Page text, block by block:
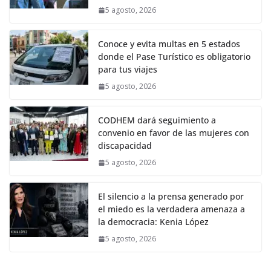
5 agosto, 2026
Conoce y evita multas en 5 estados
donde el Pase Turístico es obligatorio
para tus viajes
5 agosto, 2026
CODHEM dará seguimiento a
convenio en favor de las mujeres con
discapacidad
5 agosto, 2026
El silencio a la prensa generado por
el miedo es la verdadera amenaza a
la democracia: Kenia López
5 agosto, 2026